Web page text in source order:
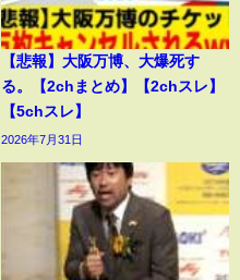
【悲報】大阪万博、大爆死す
る。【2chまとめ】【2chスレ】
【5chスレ】
2026年7月31日